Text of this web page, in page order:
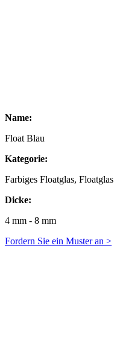
Name:
Float Blau
Kategorie:
Farbiges Floatglas, Floatglas
Dicke:
4 mm - 8 mm
Fordern Sie ein Muster an >